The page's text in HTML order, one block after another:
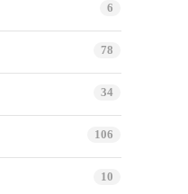
6
78
34
106
10